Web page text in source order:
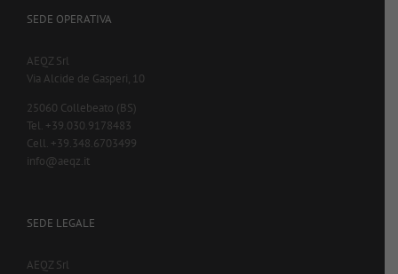
SEDE OPERATIVA
AEQZ Srl
Via Alcide de Gasperi, 10
25060 Collebeato (BS)
Tel. +39.030.9178483
Cell. +39.348.6703499
info@aeqz.it
SEDE LEGALE
AEQZ Srl